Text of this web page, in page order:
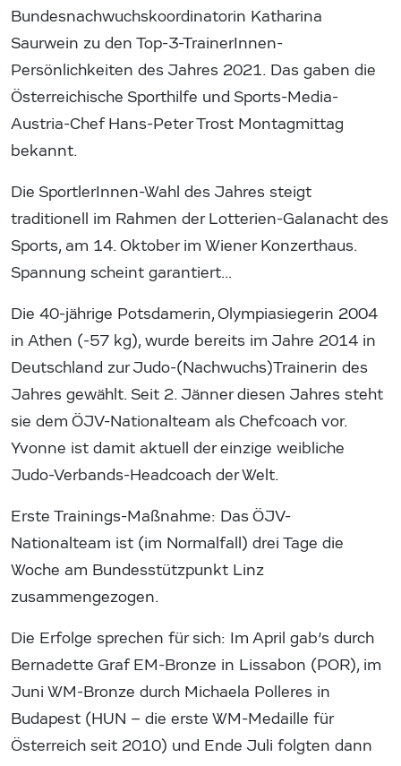
Bundesnachwuchskoordinatorin Katharina
Saurwein zu den Top-3-TrainerInnen-
Persönlichkeiten des Jahres 2021. Das gaben die
Österreichische Sporthilfe und Sports-Media-
Austria-Chef Hans-Peter Trost Montagmittag
bekannt.
Die SportlerInnen-Wahl des Jahres steigt
traditionell im Rahmen der Lotterien-Galanacht des
Sports, am 14. Oktober im Wiener Konzerthaus.
Spannung scheint garantiert…
Die 40-jährige Potsdamerin, Olympiasiegerin 2004
in Athen (-57 kg), wurde bereits im Jahre 2014 in
Deutschland zur Judo-(Nachwuchs)Trainerin des
Jahres gewählt. Seit 2. Jänner diesen Jahres steht
sie dem ÖJV-Nationalteam als Chefcoach vor.
Yvonne ist damit aktuell der einzige weibliche
Judo-Verbands-Headcoach der Welt.
Erste Trainings-Maßnahme: Das ÖJV-
Nationalteam ist (im Normalfall) drei Tage die
Woche am Bundesstützpunkt Linz
zusammengezogen.
Die Erfolge sprechen für sich: Im April gab’s durch
Bernadette Graf EM-Bronze in Lissabon (POR), im
Juni WM-Bronze durch Michaela Polleres in
Budapest (HUN – die erste WM-Medaille für
Österreich seit 2010) und Ende Juli folgten dann